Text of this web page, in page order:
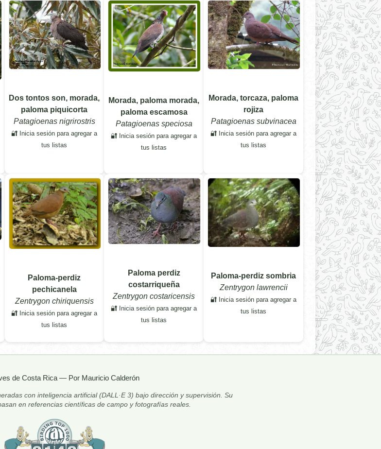
Dos tontos son, morada,
paloma piquicorta
Patagioenas nigrirostris
🔐 Inicia sesión para agregar a
tus listas
Morada, paloma morada,
paloma escamosa
Patagioenas speciosa
🔐 Inicia sesión para agregar a
tus listas
Morada, torcaza, paloma
rojiza
Patagioenas subvinacea
🔐 Inicia sesión para agregar a
tus listas
Paloma-perdiz
pechicanela
Zentrygon chiriquensis
🔐 Inicia sesión para agregar a
tus listas
Paloma perdiz
costarriqueña
Zentrygon costaricensis
🔐 Inicia sesión para agregar a
tus listas
Paloma-perdiz sombria
Zentrygon lawrencii
🔐 Inicia sesión para agregar a
tus listas
de Costa Rica — Por Mauricio Calderón
con inteligencia artificial (DALL·E 3) bajo dirección y supervisión. Su
en referencias científicas de campo y fotografías reales.